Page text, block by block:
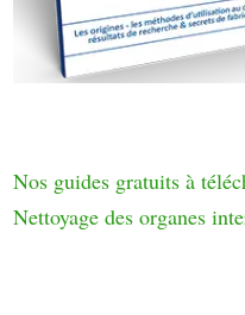
Nos guides gratuits à
Nettoyage des organes